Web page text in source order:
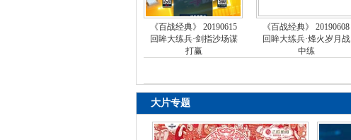
《百战经典》 20190615
回眸大练兵·剑指沙场谋
打赢
《百战经典》 20190608
回眸大练兵·烽火岁月战
中练
大片专题